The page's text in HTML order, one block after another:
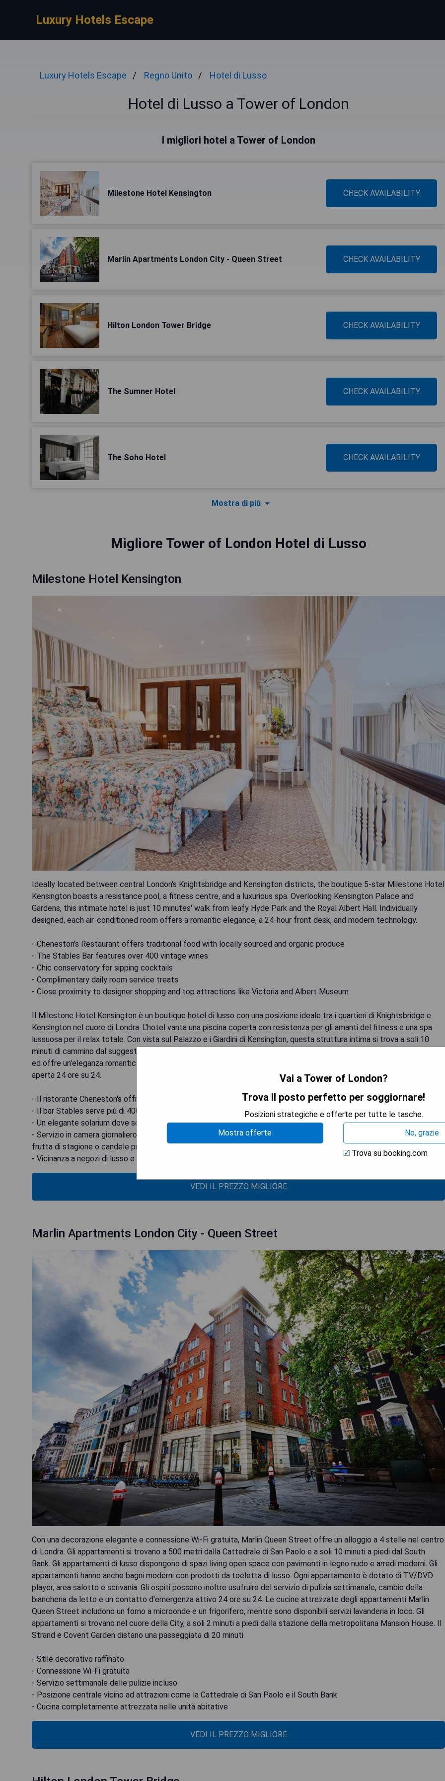
Luxury Hotels Escape
Luxury Hotels Escape Regno Unito Hotel di Lusso
Hotel di Lusso a Tower of London
I migliori hotel a Tower of London
Milestone Hotel Kensington CHECK AVAILABILITY
Marlin Apartments London City - Queen Street CHECK AVAILABILITY
Hilton London Tower Bridge CHECK AVAILABILITY
The Sumner Hotel CHECK AVAILABILITY
The Soho Hotel CHECK AVAILABILITY
Mostra di più
Migliore Tower of London Hotel di Lusso
Milestone Hotel Kensington
Ideally located between central London's Knightsbridge and Kensington districts, the boutique 5-star Milestone Hotel
Kensington boasts a resistance pool, a fitness centre, and a luxurious spa. Overlooking Kensington Palace and
Gardens, this intimate hotel is just 10 minutes' walk from leafy Hyde Park and the Royal Albert Hall. Individually
designed, each air-conditioned room offers a romantic elegance, a 24-hour front desk, and modern technology.
- Cheneston's Restaurant offers traditional food with locally sourced and organic produce
- The Stables Bar features over 400 vintage wines
- Chic conservatory for sipping cocktails
- Complimentary daily room service treats
- Close proximity to designer shopping and top attractions like Victoria and Albert Museum
Il Milestone Hotel Kensington è un boutique hotel di lusso con una posizione ideale tra i quartieri di Knightsbridge e
Kensington nel cuore di Londra. L'hotel vanta una piscina coperta con resistenza per gli amanti del fitness e una spa
lussuosa per il relax totale. Con vista sul Palazzo e i Giardini di Kensington, questa struttura intima si trova a soli 10
minuti di cammino dal suggestivo Hyde Park e dalla Royal Albert Hall. Ogni camera climatizzata è unica nel suo design
ed offre un'eleganza romantica oltre ad essere dotata di tecnologie moderne come l'aria condizionata e la reception
aperta 24 ore su 24.
- Il ristorante Cheneston's offre piatti tradizionali preparati con prodotti locali biologici quando possibile.
- Il bar Stables serve più di 400 vini d'epoca.
- Un elegante solarium dove sorseggiare cocktail.
- Servizio in camera giornaliero offerto gratuitamente con piccoli trattamenti come dolcetti, biscotti fatti in casa,
frutta di stagione o candele profumate.
- Vicinanza a negozi di lusso e alla Victoria & Albert Museum.
VEDI IL PREZZO MIGLIORE
Marlin Apartments London City - Queen Street
Con una decorazione elegante e connessione Wi-Fi gratuita, Marlin Queen Street offre un alloggio a 4 stelle nel centro
di Londra. Gli appartamenti si trovano a 500 metri dalla Cattedrale di San Paolo e a soli 10 minuti a piedi dal South
Bank. Gli appartamenti di lusso dispongono di spazi living open space con pavimenti in legno nudo e arredi moderni. Gli
appartamenti hanno anche bagni moderni con prodotti da toeletta di lusso. Ogni appartamento è dotato di TV/DVD
player, area salotto e scrivania. Gli ospiti possono inoltre usufruire del servizio di pulizia settimanale, cambio della
biancheria da letto e un contatto d'emergenza attivo 24 ore su 24. Le cucine attrezzate degli appartamenti Marlin
Queen Street includono un forno a microonde e un frigorifero, mentre sono disponibili servizi lavanderia in loco. Gli
appartamenti si trovano nel cuore della City, a soli 2 minuti a piedi dalla stazione della metropolitana Mansion House. Il
Strand e Covent Garden distano una passeggiata di 20 minuti.
- Stile decorativo raffinato
- Connessione Wi-Fi gratuita
- Servizio settimanale delle pulizie incluso
- Posizione centrale vicino ad attrazioni come la Cattedrale di San Paolo e il South Bank
- Cucina completamente attrezzata nelle unità abitative
VEDI IL PREZZO MIGLIORE
Vai a Tower of London?
Trova il posto perfetto per soggiornare!
Posizioni strategiche e offerte per tutte le tasche.
Mostra offerte
No, grazie
Trova su booking.com